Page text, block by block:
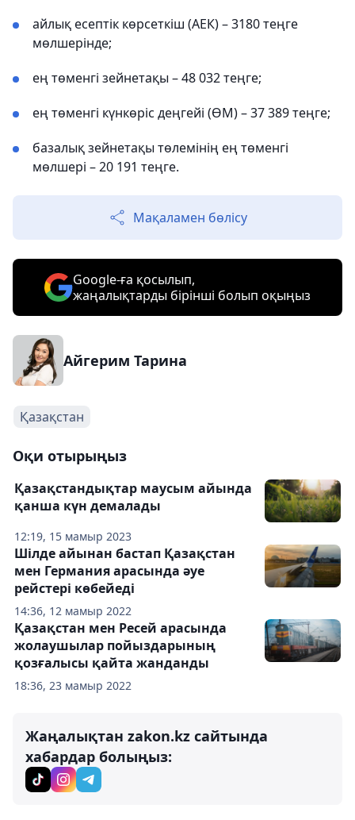
айлық есептік көрсеткіш (АЕК) – 3180 теңге
мөлшерінде;
ең төменгі зейнетақы – 48 032 теңге;
ең төменгі күнкөріс деңгейі (ӨМ) – 37 389 теңге;
базалық зейнетақы төлемінің ең төменгі
мөлшері – 20 191 теңге.
Мақаламен бөлісу
Google-ға қосылып,
жаңалықтарды бірінші болып оқыңыз
Айгерим Тарина
Қазақстан
Оқи отырыңыз
12:19, 15 мамыр 2023
Қазақстандықтар маусым айында
қанша күн демалады
14:36, 12 мамыр 2022
Шілде айынан бастап Қазақстан
мен Германия арасында әуе
рейстері көбейеді
18:36, 23 мамыр 2022
Қазақстан мен Ресей арасында
жолаушылар пойыздарының
қозғалысы қайта жанданды
Жаңалықтан zakon.kz сайтында
хабардар болыңыз: